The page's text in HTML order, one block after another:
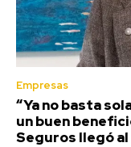
Empresas
“Ya no basta
un buen
Seguros llegó al